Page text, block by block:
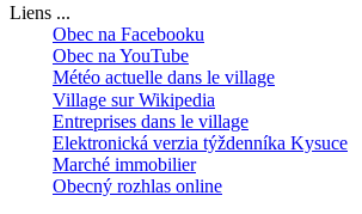
Liens ...
Obec na Facebooku
Obec na YouTube
Météo actuelle dans le village
Village sur Wikipedia
Entreprises dans le village
Elektronická verzia týždenníka Kysuce
Marché immobilier
Obecný rozhlas online